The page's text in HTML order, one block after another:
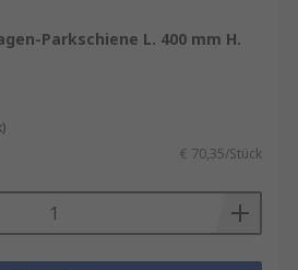
Parkschiene L. 400 mm H.
€ 70,35/Stück